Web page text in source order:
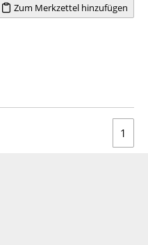
Zum Merkzettel hinzufügen
1